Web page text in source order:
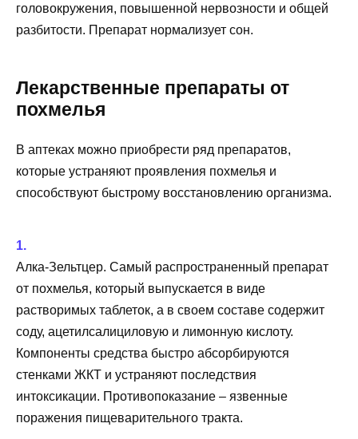
головокружения, повышенной нервозности и общей
разбитости. Препарат нормализует сон.
Лекарственные препараты от
похмелья
В аптеках можно приобрести ряд препаратов,
которые устраняют проявления похмелья и
способствуют быстрому восстановлению организма.
Алка-Зельтцер. Самый распространенный препарат
от похмелья, который выпускается в виде
растворимых таблеток, а в своем составе содержит
соду, ацетилсалициловую и лимонную кислоту.
Компоненты средства быстро абсорбируются
стенками ЖКТ и устраняют последствия
интоксикации. Противопоказание – язвенные
поражения пищеварительного тракта.